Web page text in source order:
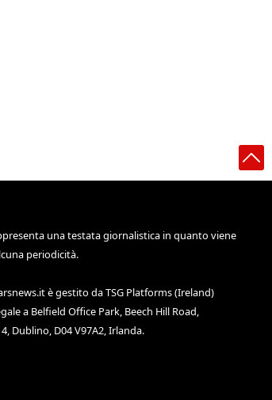
una testata giornalistica in quanto viene
periodicità.
è gestito da TSG Platforms (Ireland)
a Belfield Office Park, Beech Hill Road,
Dublino, D04 V97A2, Irlanda.